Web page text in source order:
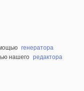
генератора
нашего редактора